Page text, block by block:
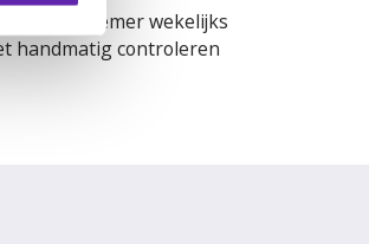
ondernemer wekelijks
handmatig controleren